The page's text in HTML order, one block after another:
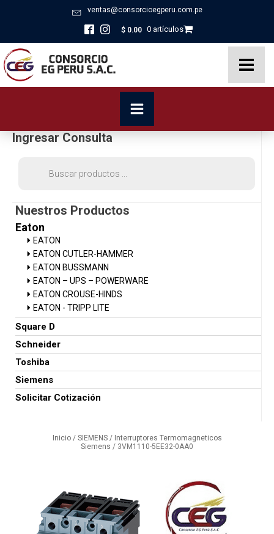
ventas@consorcioegperu.com.pe
$ 0.00 0 artículos
Ingresar Consulta
Nuestros Productos
Eaton
EATON
EATON CUTLER-HAMMER
EATON BUSSMANN
EATON – UPS – POWERWARE
EATON CROUSE-HINDS
EATON - TRIPP LITE
Square D
Schneider
Toshiba
Siemens
Solicitar Cotización
Inicio/ SIEMENS/ Interruptores Termomagneticos
Siemens / 3VM1110-5EE32-0AA0